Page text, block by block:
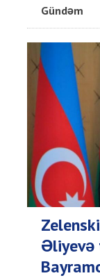
Gündəm
Əliyevə